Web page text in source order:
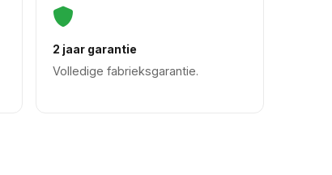
2 jaar garantie
Volledige fabrieksgarantie.